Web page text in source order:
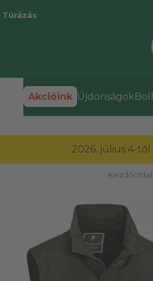
Túrázás
Akcióink Újdonságok
2026. július 4-
Kezdőoldal